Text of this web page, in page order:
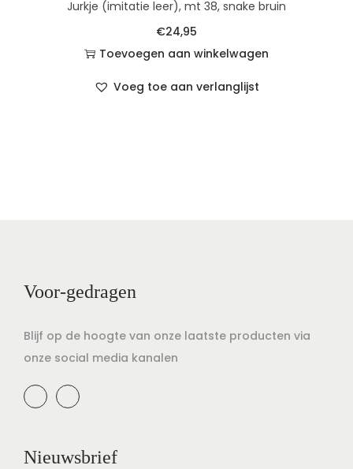
Jurkje (imitatie leer), mt 38, snake bruin
€24,95
Toevoegen aan winkelwagen
Voeg toe aan verlanglijst
Voor-gedragen
Blijf op de hoogte van onze laatste producten via
onze social media kanalen
Nieuwsbrief